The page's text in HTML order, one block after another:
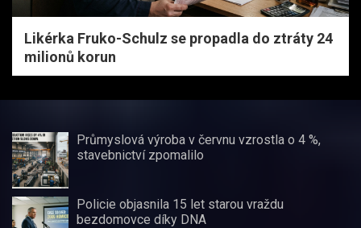
Likérka Fruko-Schulz se propadla do ztráty 24
milionů korun
Průmyslová výroba v červnu vzrostla o 4 %,
stavebnictví zpomalilo
Policie objasnila 15 let starou vraždu
bezdomovce díky DNA